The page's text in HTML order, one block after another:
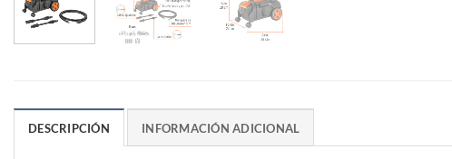
DESCRIPCIÓN INFORMACIÓN ADICIONAL